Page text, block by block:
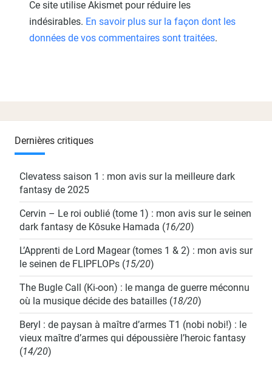
Ce site utilise Akismet pour réduire les
indésirables. En savoir plus sur la façon dont les
données de vos commentaires sont traitées.
Dernières critiques
Clevatess saison 1 : mon avis sur la meilleure dark
fantasy de 2025
Cervin – Le roi oublié (tome 1) : mon avis sur le seinen
dark fantasy de Kōsuke Hamada (16/20)
L’Apprenti de Lord Magear (tomes 1 & 2) : mon avis sur
le seinen de FLIPFLOPs (15/20)
The Bugle Call (Ki-oon) : le manga de guerre méconnu
où la musique décide des batailles (18/20)
Beryl : de paysan à maître d’armes T1 (nobi nobi!) : le
vieux maître d’armes qui dépoussière l’heroic fantasy
(14/20)